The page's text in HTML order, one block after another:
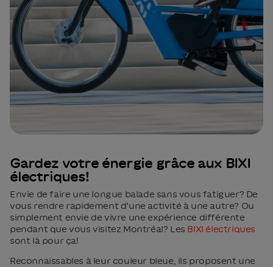
Gardez votre énergie grâce aux BIXI
électriques!
Envie de faire une longue balade sans vous fatiguer? De
vous rendre rapidement d’une activité à une autre? Ou
simplement envie de vivre une expérience différente
pendant que vous visitez Montréal? Les BIXI électriques
sont là pour ça!
Reconnaissables à leur couleur bleue, ils proposent une